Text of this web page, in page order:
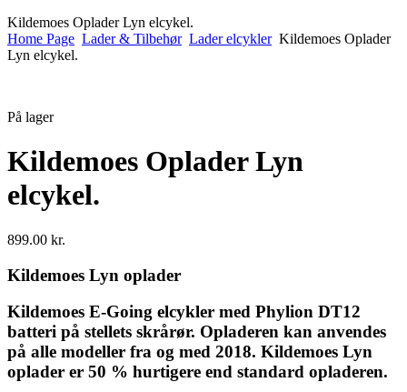
Kildemoes Oplader Lyn elcykel.
Home Page Lader & Tilbehør Lader elcykler Kildemoes Oplader
Lyn elcykel.
På lager
Kildemoes Oplader Lyn
elcykel.
899.00 kr.
Kildemoes Lyn oplader
Kildemoes E-Going elcykler med Phylion DT12
batteri på stellets skrårør. Opladeren kan anvendes
på alle modeller fra og med 2018. Kildemoes Lyn
oplader er 50 % hurtigere end standard opladeren.